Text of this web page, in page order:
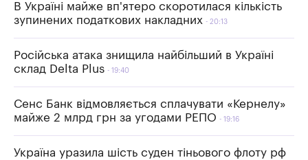
В Україні майже вп'ятеро скоротилася кількість
зупинених податкових накладних
20:13
Російська атака знищила найбільший в Україні
склад Delta Plus
19:40
Сенс Банк відмовляється сплачувати «Кернелу»
майже 2 млрд грн за угодами РЕПО
19:16
Україна уразила шість суден тіньового флоту рф